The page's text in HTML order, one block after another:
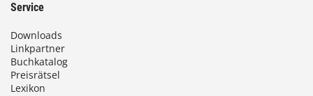
Service
Downloads
Linkpartner
Buchkatalog
Preisrätsel
Lexikon